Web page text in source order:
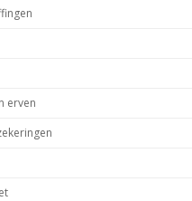
erven